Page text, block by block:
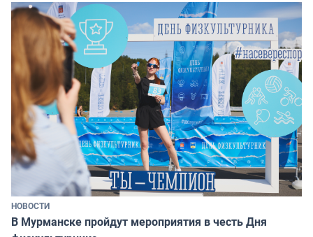
НОВОСТИ
В Мурманске пройдут мероприятия в честь Дня